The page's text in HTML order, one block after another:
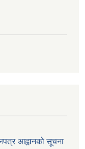
आह्वानको सूचना